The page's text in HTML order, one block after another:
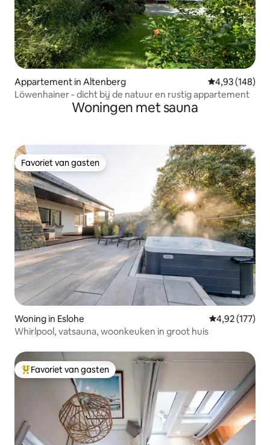
Appartement in Altenberg Gemiddelde
4,93 (148)
Löwenhainer - dicht bij de natuur en rustig appartement
Woningen met sauna
Favoriet van gasten
Favoriet van gasten
Woning in Eslohe Gemiddelde
4,92 (177)
Whirlpool, vatsauna, woonkeuken in groot huis
Topfavoriet van gasten
Favoriet van gasten